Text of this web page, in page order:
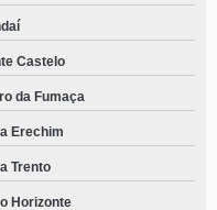
individual Campeche
Castelo
da Fumaça
Erechim
Trento
Horizonte